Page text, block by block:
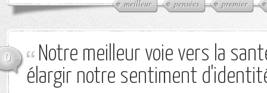
meilleur pensées premier
0
Notre meilleur voie vers la
élargir notre sentiment